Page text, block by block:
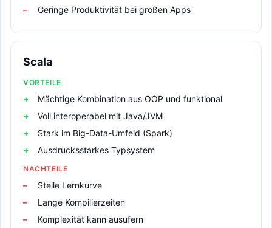
Geringe Produktivität bei großen Apps
Scala
VORTEILE
Mächtige Kombination aus OOP und funktional
Voll interoperabel mit Java/JVM
Stark im Big-Data-Umfeld (Spark)
Ausdrucksstarkes Typsystem
NACHTEILE
Steile Lernkurve
Lange Kompilierzeiten
Komplexität kann ausufern